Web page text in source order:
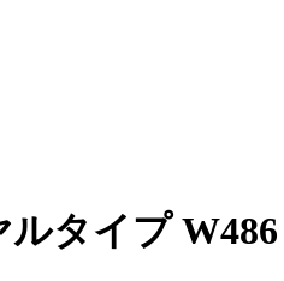
タイプ W486